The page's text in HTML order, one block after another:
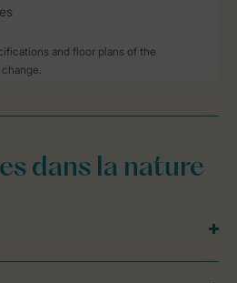
and floor plans of the
dans la nature